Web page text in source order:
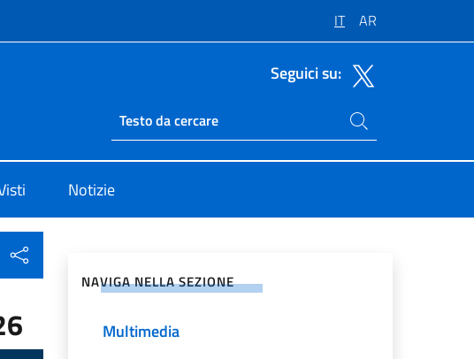
IT AR
Seguici su:
Ricerca sito live
Cerca nel sito
Notizie
NAVIGA NELLA SEZIONE
Multimedia